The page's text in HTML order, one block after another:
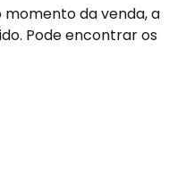
da venda, a
Pode encontrar os